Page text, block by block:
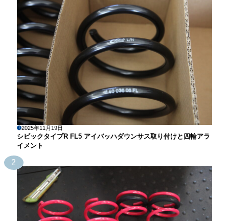
2025年11月19日
シビックタイプR FL5 アイバッハダウンサス取り付けと四輪アラ
イメント
2